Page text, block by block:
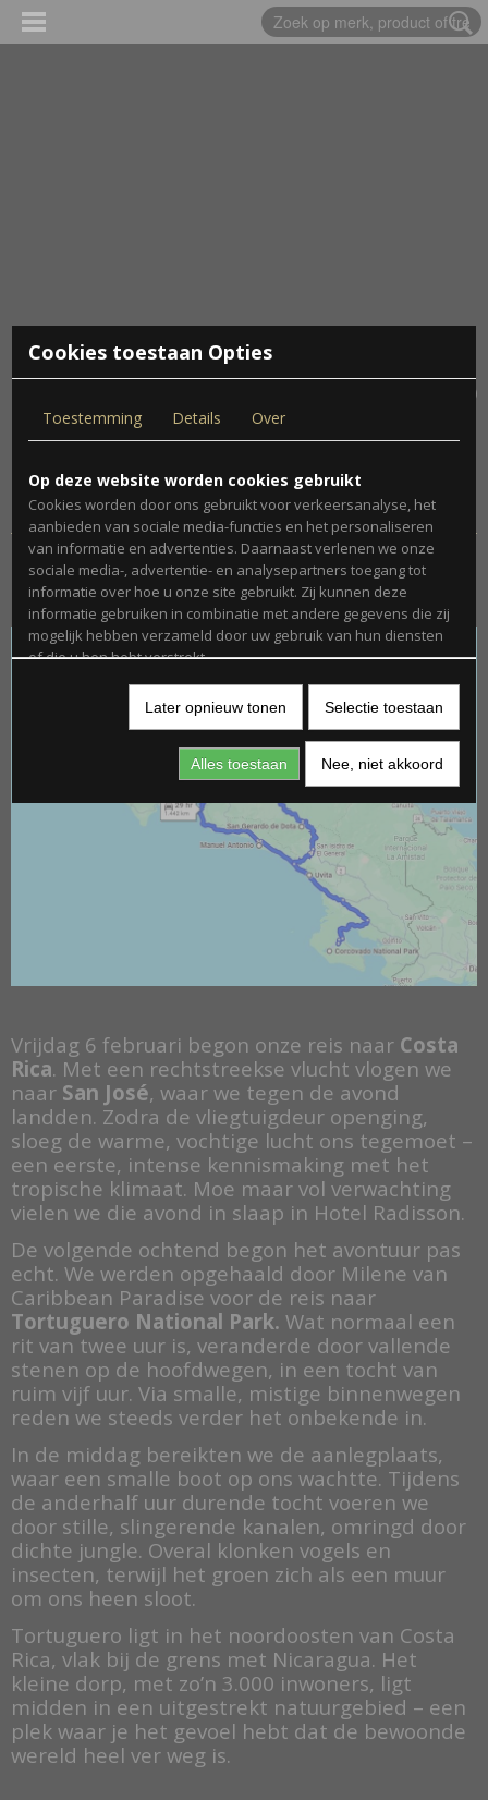
(0)
Costa Rica 6 februari 2026 - 2 maart
2026
Onze rondreis in Costa Rica
Vrijdag 6 februari begon onze reis naar Costa
Rica. Met een rechtstreekse vlucht vlogen we
naar San José, waar we tegen de avond
landden. Zodra de vliegtuigdeur openging,
sloeg de warme, vochtige lucht ons tegemoet –
een eerste, intense kennismaking met het
tropische klimaat. Moe maar vol verwachting
vielen we die avond in slaap in Hotel Radisson.
De volgende ochtend begon het avontuur pas
echt. We werden opgehaald door Milene van
Caribbean Paradise voor de reis naar
Tortuguero National Park. Wat normaal een
rit van twee uur is, veranderde door vallende
stenen op de hoofdwegen, in een tocht van
ruim vijf uur. Via smalle, mistige binnenwegen
reden we steeds verder het onbekende in.
In de middag bereikten we de aanlegplaats,
waar een smalle boot op ons wachtte. Tijdens
de anderhalf uur durende tocht voeren we
door stille, slingerende kanalen, omringd door
dichte jungle. Overal klonken vogels en
insecten, terwijl het groen zich als een muur
om ons heen sloot.
Tortuguero ligt in het noordoosten van Costa
Rica, vlak bij de grens met Nicaragua. Het
kleine dorp, met zo’n 3.000 inwoners, ligt
midden in een uitgestrekt natuurgebied – een
plek waar je het gevoel hebt dat de bewoonde
wereld heel ver weg is.
Cookies toestaan Opties
Toestemming Details Over
Op deze website worden cookies gebruikt
Cookies worden door ons gebruikt voor verkeersanalyse, het
aanbieden van sociale media-functies en het personaliseren
van informatie en advertenties. Daarnaast verlenen we onze
sociale media-, advertentie- en analysepartners toegang tot
informatie over hoe u onze site gebruikt. Zij kunnen deze
informatie gebruiken in combinatie met andere gegevens die zij
mogelijk hebben verzameld door uw gebruik van hun diensten
of die u hen hebt verstrekt.
Door essentiële functies zoals paginanavigatie en toegang tot
beveiligde delen van de website mogelijk te maken, dragen
noodzakelijke cookies bij aan de bruikbaarheid van een
Statistische cookies verzamelen en verstrekken anonieme
gegevens om website-eigenaren te helpen begrijpen hoe
relevante en interessante advertenties te tonen, waardoor deze
waardevoller worden voor uitgevers en externe marketeers.
Cookies zijn kleine tekstdocumenten die door websites kunnen
worden gebruikt om de gebruikerservaring efficiënter te maken.
De wet bepaalt dat wij cookies op uw apparaat plaatsen als
deze strikt noodzakelijk zijn voor de werking van deze website.
Voor alle andere soorten cookies hebben wij uw toestemming
nodig. wat betekent dat cookies die als noodzakelijk zijn
gecategoriseerd, voornamelijk worden verwerkt op basis van
AVG-art. 6 (1) (f). Alle overige cookies, dat wil zeggen die van de
soorten voorkeuren en advertenties, worden verwerkt op basis
van AVG-art. 6 (1) (a) AVG.
Deze website maakt gebruik van unieke soorten cookies.
sommige cookies worden geplaatst via aanbiedingen van
derden die op onze pagina's verschijnen.
Vermeld uw toestemmings-id en datum wanneer u contact met
ons opneemt over uw toestemming.
Later opnieuw tonen Selectie toestaan
Alles toestaan Nee, niet akkoord